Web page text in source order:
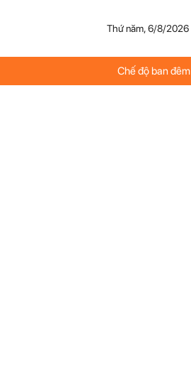
Thứ năm, 6/8/2026
Chế độ ban đêm